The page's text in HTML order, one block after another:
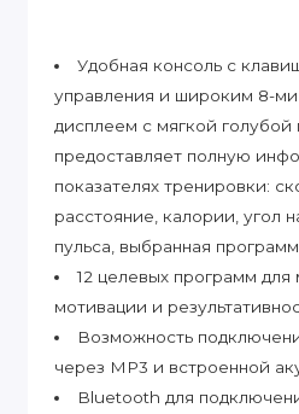
Удобная консоль с
управления и широким 8-
дисплеем с мягкой голубой
предоставляет полную
показателях тренировки:
расстояние, калории, угол
пульса, выбранная
12 целевых программ для
мотивации и
Возможность
через MP3 и встроенной
Bluetooth для